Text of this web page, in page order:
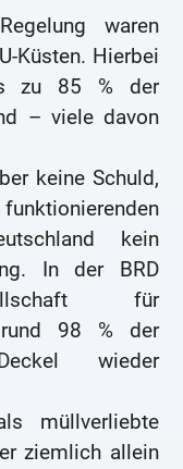
waren
Küsten. Hierbei
zu 85 % der
– viele davon
keine Schuld,
kein
In der BRD
für
rund 98 % der
wieder
müllverliebte
ziemlich allein